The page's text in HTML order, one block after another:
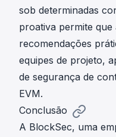
sob determinadas
proativa permite
recomendações
equipes de projeto,
de segurança de
EVM.
Conclusão
A BlockSec, uma